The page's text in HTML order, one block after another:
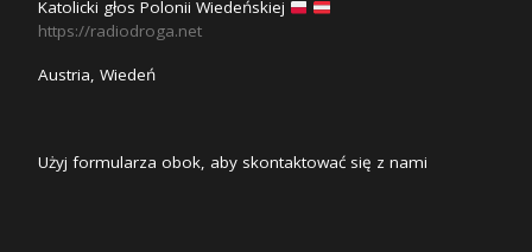
Katolicki głos Polonii Wiedeńskiej
https://radiodroga.net
Austria, Wiedeń
Użyj formularza obok, aby skontaktować się z nami